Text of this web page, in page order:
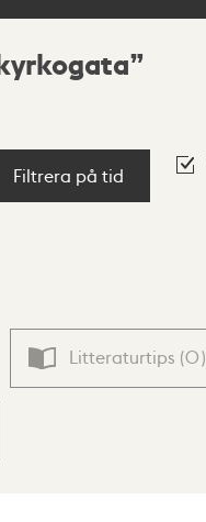
Filtrera på tid
Litteraturtips (0)